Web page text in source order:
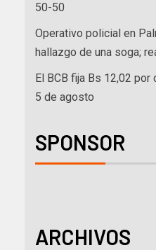
50-50
Operativo policial en
hallazgo de una soga;
El BCB fija Bs 12,02
5 de agosto
SPONSOR
ARCHIVOS